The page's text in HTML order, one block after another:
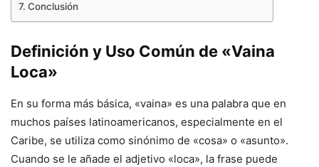
Conclusión
Definición y Uso Común de «Vaina
Loca»
En su forma más básica, «vaina» es una palabra que en
muchos países latinoamericanos, especialmente en el
Caribe, se utiliza como sinónimo de «cosa» o «asunto».
Cuando se le añade el adjetivo «loca», la frase puede